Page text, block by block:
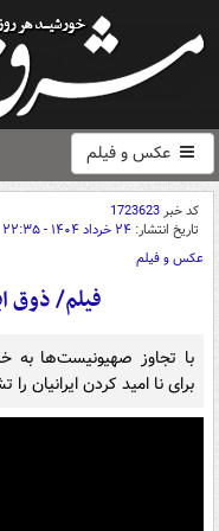
عکس و فیلم
کد خبر1723623
تاریخ انتشار: ۲۴ خرداد ۱۴۰۴ - ۲۲:۳۵
عکس و فیلم
فیلم/ ذوق
با تجاوز صهیونیست‌ها به
برای نا امید کردن ایرانیان